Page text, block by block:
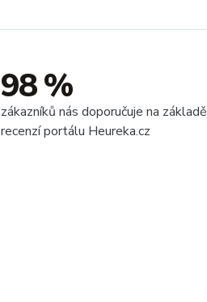
98 %
zákazníků nás doporučuje na základě
recenzí portálu Heureka.cz